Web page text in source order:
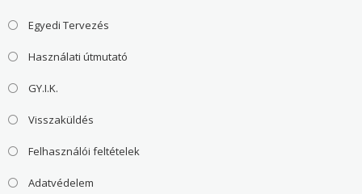
Egyedi Tervezés
Használati útmutató
GY.I.K.
Visszaküldés
Felhasználói feltételek
Adatvédelem